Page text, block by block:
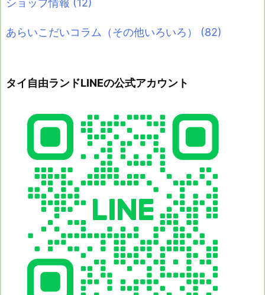
ショップ情報 (12)
あらいこだいコラム（その他いろいろ） (82)
タイ自由ランドLINEの公式アカウント